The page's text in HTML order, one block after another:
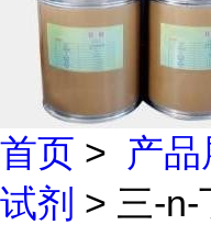
首页 > 产
试剂 > 三-n-